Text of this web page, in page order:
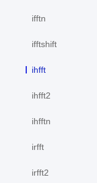
ifftn
ifftshift
ihfft
ihfft2
ihfftn
irfft
irfft2